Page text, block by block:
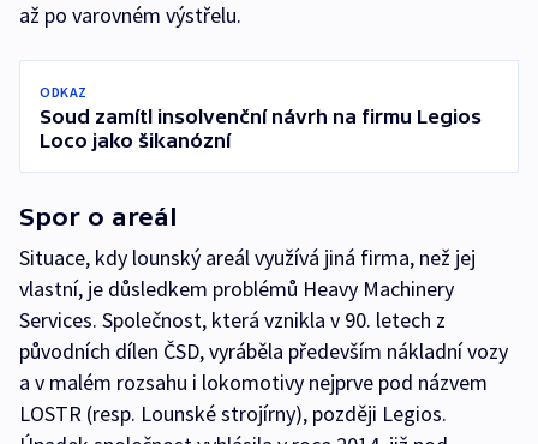
až po varovném výstřelu.
ODKAZ
Soud zamítl insolvenční návrh na firmu Legios
Loco jako šikanózní
Spor o areál
Situace, kdy lounský areál využívá jiná firma, než jej
vlastní, je důsledkem problémů Heavy Machinery
Services. Společnost, která vznikla v 90. letech z
původních dílen ČSD, vyráběla především nákladní vozy
a v malém rozsahu i lokomotivy nejprve pod názvem
LOSTR (resp. Lounské strojírny), později Legios.